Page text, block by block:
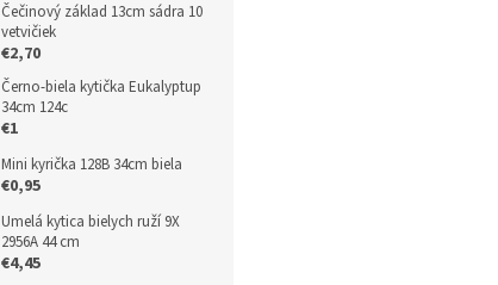
Čečinový základ 13cm sádra 10
vetvičiek
€2,70
Černo-biela kytička Eukalyptup
34cm 124c
€1
Mini kyrička 128B 34cm biela
€0,95
Umelá kytica bielych ruží 9X
2956A 44 cm
€4,45